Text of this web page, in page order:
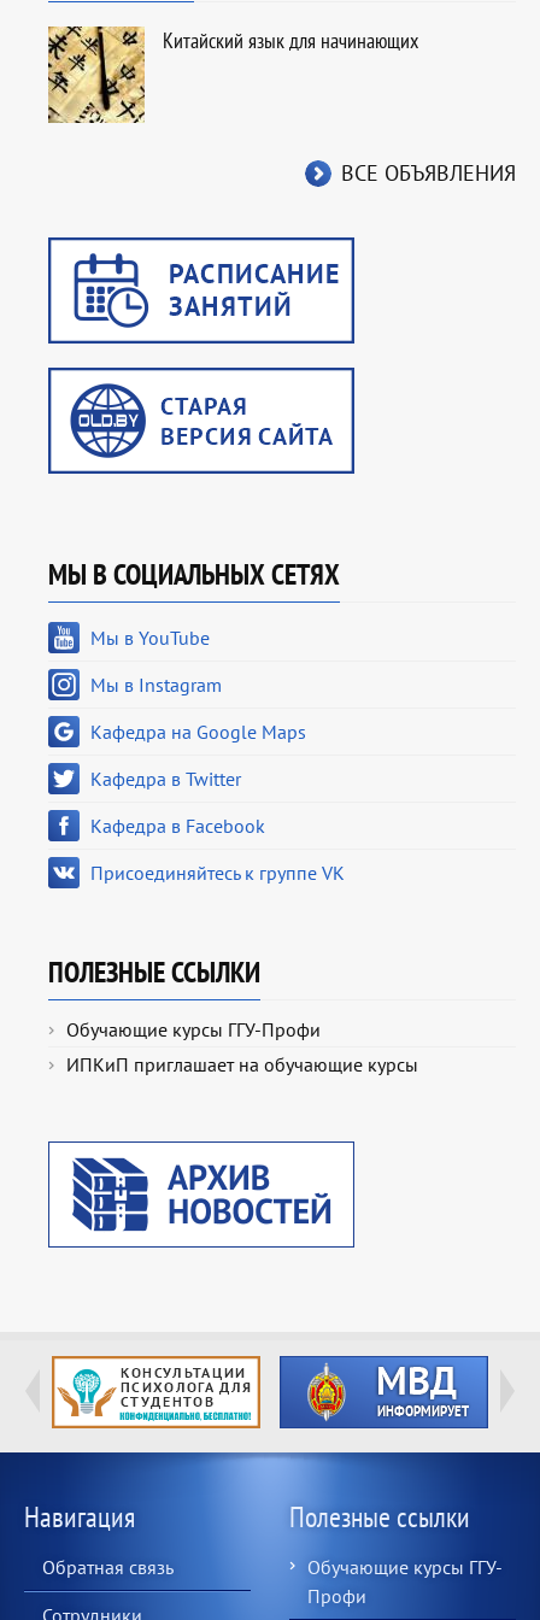
Китайский язык для начинающих
ВСЕ ОБЪЯВЛЕНИЯ
МЫ В СОЦИАЛЬНЫХ СЕТЯХ
Мы в YouTube
Мы в Instagram
Кафедра на Google Maps
Кафедра в Twitter
Кафедра в Facebook
Присоединяйтесь к группе VK
ПОЛЕЗНЫЕ ССЫЛКИ
Обучающие курсы ГГУ-Профи
ИПКиП приглашает на обучающие курсы
Навигация
Обратная связь
Полезные ссылки
Обучающие курсы ГГУ-
Профи